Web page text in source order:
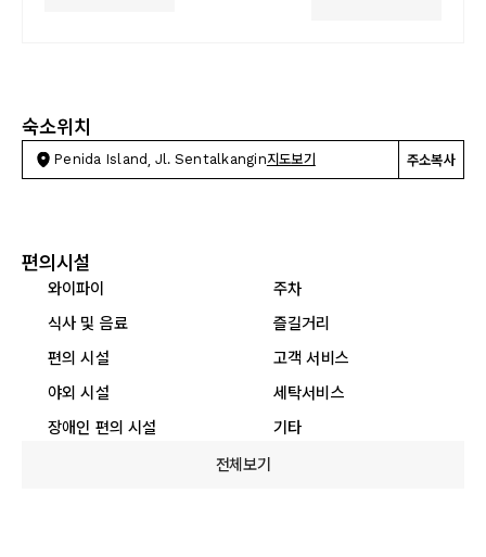
숙소위치
Penida Island, Jl. Sentalkangin지도보기 주소복사
편의시설
와이파이
주차
식사 및 음료
즐길거리
편의 시설
고객 서비스
야외 시설
세탁서비스
장애인 편의 시설
기타
전체보기